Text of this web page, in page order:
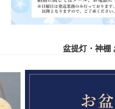
盆提灯・神棚